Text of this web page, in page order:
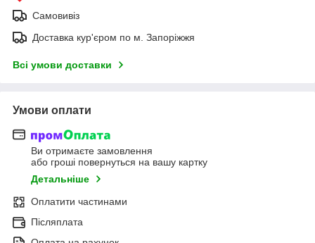
Самовивіз
Доставка кур'єром по м. Запоріжжя
Всі умови доставки
Умови оплати
Ви отримаєте замовлення
або гроші повернуться на вашу картку
Детальніше
Оплатити частинами
Післяплата